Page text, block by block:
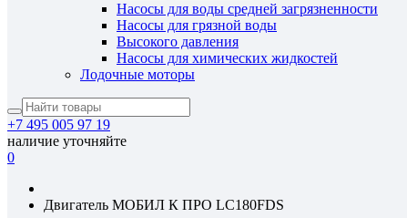
Насосы для воды средней загрязненности
Насосы для грязной воды
Высокого давления
Насосы для химических жидкостей
Лодочные моторы
+7 495 005 97 19
наличие уточняйте
0
Двигатель МОБИЛ К ПРО LC180FDS